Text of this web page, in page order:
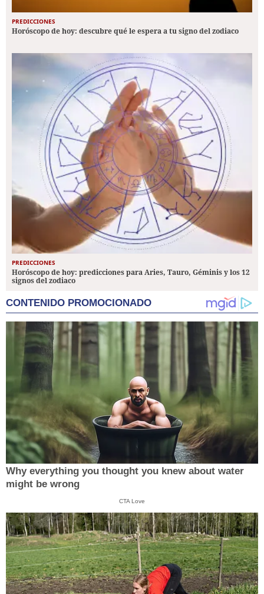
PREDICCIONES
Horóscopo de hoy: descubre qué le espera a tu signo del zodiaco
PREDICCIONES
Horóscopo de hoy: predicciones para Aries, Tauro, Géminis y los 12
signos del zodiaco
CONTENIDO PROMOCIONADO
Why everything you thought you knew about water
might be wrong
CTA Love